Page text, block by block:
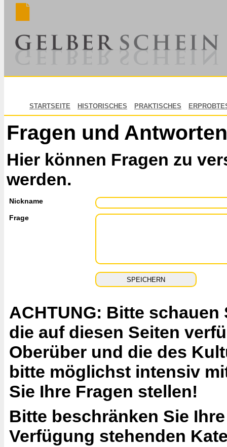
STARTSEITE HISTORISCHES PRAKTISCHES
Fragen und Antworten
Hier können Fragen zu
werden.
Nickname
Frage
ACHTUNG: Bitte
die auf diesen Seiten
Oberüber und die des
bitte möglichst intensiv
Sie Ihre Fragen stellen!
Bitte beschränken Sie
Verfügung stehenden